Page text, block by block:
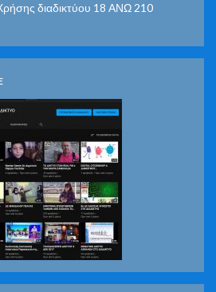
διαδικτύου 18 ΑΝΩ 210